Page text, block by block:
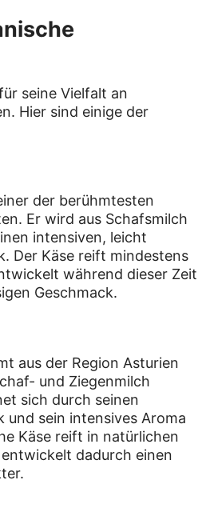
seine Vielfalt an
Hier sind einige der
der berühmtesten
Er wird aus Schafsmilch
intensiven, leicht
Der Käse reift mindestens
während dieser Zeit
Geschmack.
aus der Region Asturien
und Ziegenmilch
sich durch seinen
und sein intensives Aroma
Käse reift in natürlichen
dadurch einen